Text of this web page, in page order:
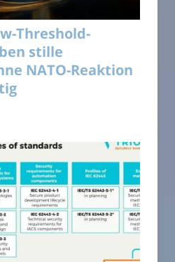
Threshold-
stille
NATO-Reaktion